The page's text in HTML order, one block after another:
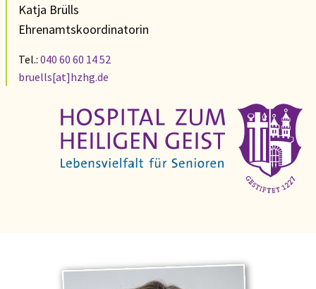
Katja Brülls
Ehrenamtskoordinatorin
Tel.: 040 60 60 14 52
bruells[at]hzhg.de